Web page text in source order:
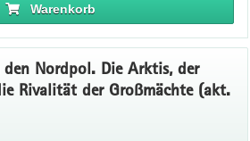
Warenkorb
Nordpol. Die Arktis, der
Rivalität der Großmächte (akt.